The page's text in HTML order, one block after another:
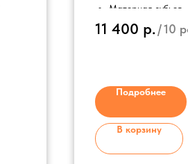
Материал зубьев
Ручка на черенке
Возможен цвет по
Диаметр черенка
11 400 р./10
Подробнее
В корзину